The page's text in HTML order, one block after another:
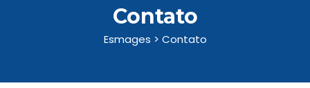
Contato
Esmages > Contato